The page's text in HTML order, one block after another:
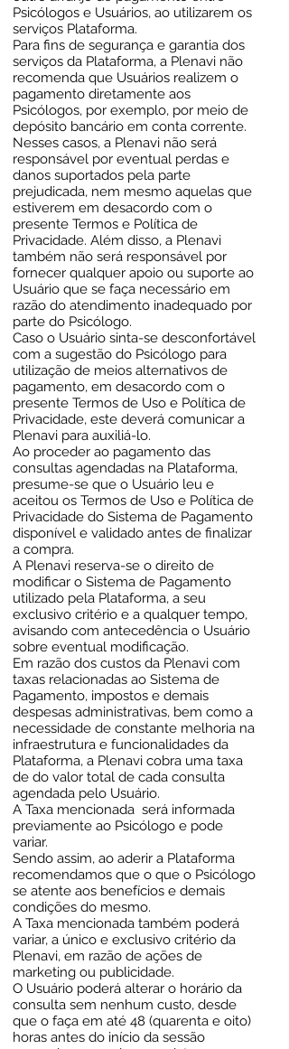
Psicólogos e Usuários, ao utilizarem os
serviços Plataforma.
Para fins de segurança e garantia dos
serviços da Plataforma, a Plenavi não
recomenda que Usuários realizem o
pagamento diretamente aos
Psicólogos, por exemplo, por meio de
depósito bancário em conta corrente.
Nesses casos, a Plenavi não será
responsável por eventual perdas e
danos suportados pela parte
prejudicada, nem mesmo aquelas que
estiverem em desacordo com o
presente Termos e Política de
Privacidade. Além disso, a Plenavi
também não será responsável por
fornecer qualquer apoio ou suporte ao
Usuário que se faça necessário em
razão do atendimento inadequado por
parte do Psicólogo.
Caso o Usuário sinta-se desconfortável
com a sugestão do Psicólogo para
utilização de meios alternativos de
pagamento, em desacordo com o
presente Termos de Uso e Política de
Privacidade, este deverá comunicar a
Plenavi para auxiliá-lo.
Ao proceder ao pagamento das
consultas agendadas na Plataforma,
presume-se que o Usuário leu e
aceitou os Termos de Uso e Política de
Privacidade do Sistema de Pagamento
disponível e validado antes de finalizar
a compra.
A Plenavi reserva-se o direito de
modificar o Sistema de Pagamento
utilizado pela Plataforma, a seu
exclusivo critério e a qualquer tempo,
avisando com antecedência o Usuário
sobre eventual modificação.
Em razão dos custos da Plenavi com
taxas relacionadas ao Sistema de
Pagamento, impostos e demais
despesas administrativas, bem como a
necessidade de constante melhoria na
infraestrutura e funcionalidades da
Plataforma, a Plenavi cobra uma taxa
de do valor total de cada consulta
agendada pelo Usuário.
A Taxa mencionada será informada
previamente ao Psicólogo e pode
variar.
Sendo assim, ao aderir a Plataforma
recomendamos que o que o Psicólogo
se atente aos benefícios e demais
condições do mesmo.
A Taxa mencionada também poderá
variar, a único e exclusivo critério da
Plenavi, em razão de ações de
marketing ou publicidade.
O Usuário poderá alterar o horário da
consulta sem nenhum custo, desde
que o faça em até 48 (quarenta e oito)
horas antes do início da sessão